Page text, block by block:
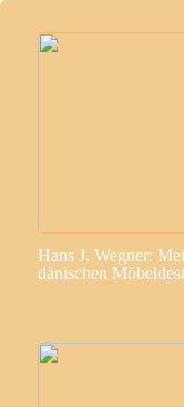
Hans J. Wegner:
dänischen